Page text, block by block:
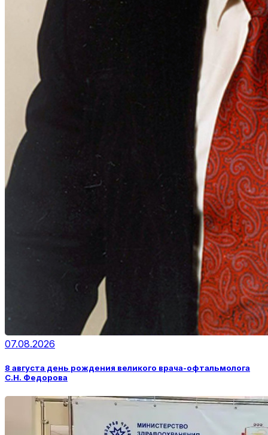
07.08.2026
8 августа день рождения великого врача-офтальмолога
С.Н. Федорова